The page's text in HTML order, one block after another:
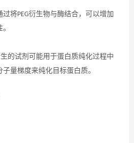
过将PEG衍生物与酶结合，可以增加
的试剂可能用于蛋白质纯化过程中
量梯度来纯化目标蛋白质。